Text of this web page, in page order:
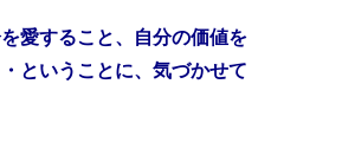
愛すること、自分の価値を
ということに、気づかせて